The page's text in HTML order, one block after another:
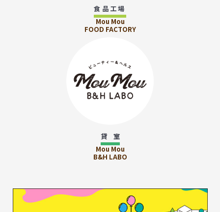
食品工場
Mou Mou
FOOD FACTORY
貸 室
Mou Mou
B&H LABO